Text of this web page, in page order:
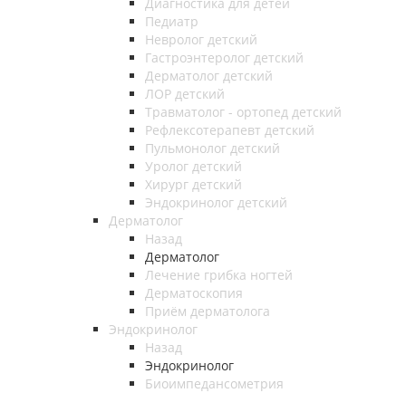
Педиатр
Невролог детский
Гастроэнтеролог детский
Дерматолог детский
ЛОР детский
Травматолог - ортопед детский
Рефлексотерапевт детский
Пульмонолог детский
Уролог детский
Хирург детский
Эндокринолог детский
Дерматолог
Назад
Дерматолог
Лечение грибка ногтей
Дерматоскопия
Приём дерматолога
Эндокринолог
Назад
Эндокринолог
Биоимпедансометрия